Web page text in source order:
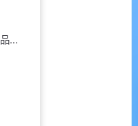
122 使用CompletableFuture保存用户商品浏览记录